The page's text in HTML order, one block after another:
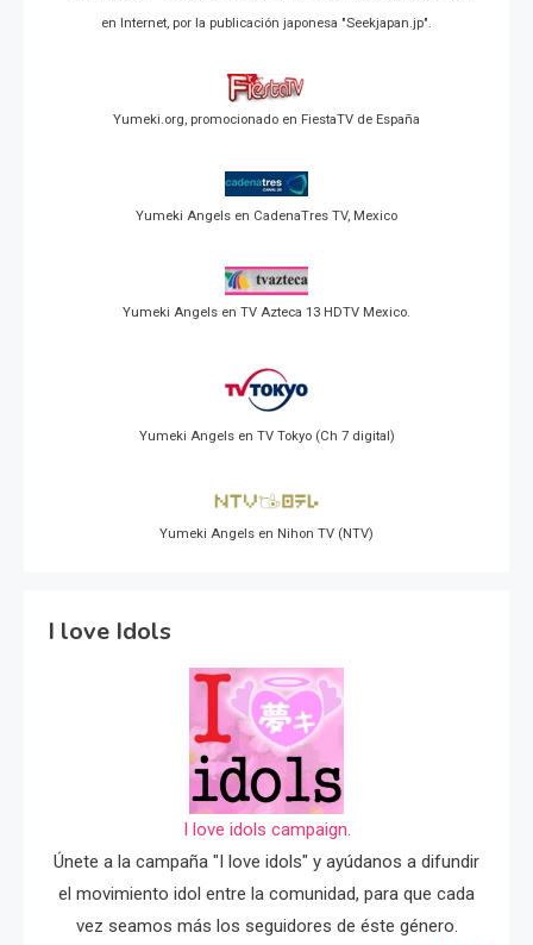
en Internet, por la publicación japonesa "Seekjapan.jp".
Yumeki.org, promocionado en FiestaTV de España
Yumeki Angels en CadenaTres TV, Mexico
Yumeki Angels en TV Azteca 13 HDTV Mexico.
Yumeki Angels en TV Tokyo (Ch 7 digital)
Yumeki Angels en Nihon TV (NTV)
I love Idols
I love idols campaign.
Únete a la campaña "I love idols" y ayúdanos a difundir
el movimiento idol entre la comunidad, para que cada
vez seamos más los seguidores de éste género.